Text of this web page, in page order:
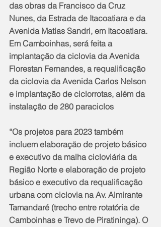
das obras da Francisco da Cruz
Nunes, da Estrada de Itacoatiara e da
Avenida Matias Sandri, em Itacoatiara.
Em Camboinhas, será feita a
implantação da ciclovia da Avenida
Florestan Fernandes, a requalificação
da ciclovia da Avenida Carlos Nelson
e implantação de ciclorrotas, além da
instalação de 280 paraciclos
“Os projetos para 2023 também
incluem elaboração de projeto básico
e executivo da malha cicloviária da
Região Norte e elaboração de projeto
básico e executivo da requalificação
urbana com ciclovia na Av. Almirante
Tamandaré (trecho entre rotatória de
Camboinhas e Trevo de Piratininga). O